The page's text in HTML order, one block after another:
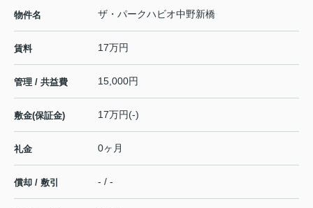
物件名 ザ・パークハビオ中野新橋
賃料 17万円
管理 / 共益費 15,000円
敷金(保証金) 17万円(-)
礼金 0ヶ月
償却 / 敷引 - / -